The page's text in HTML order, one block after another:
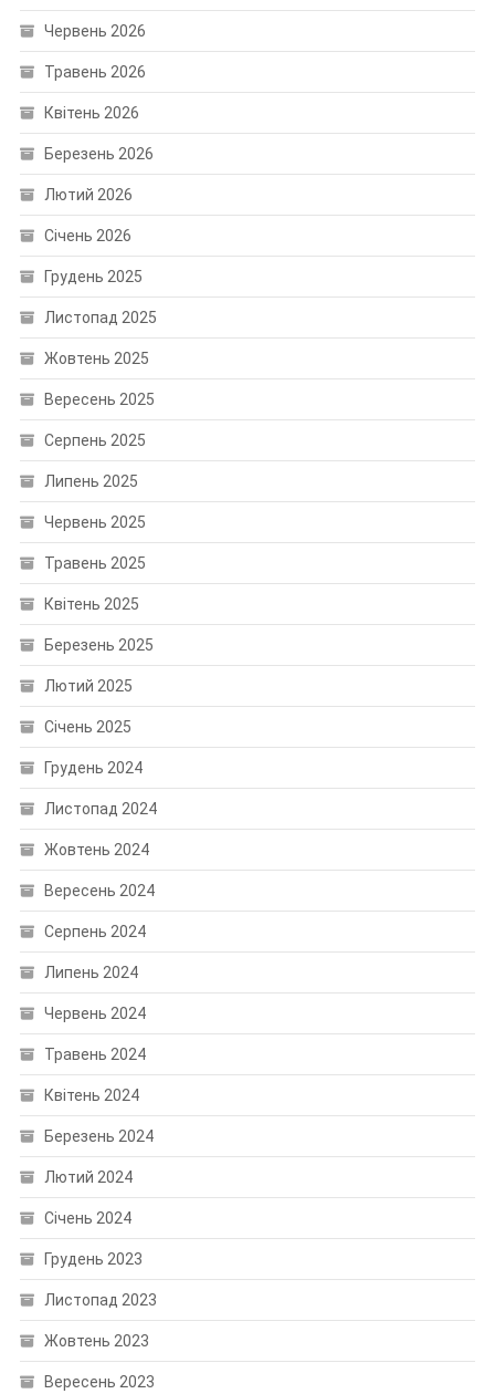
Червень 2026
Травень 2026
Квітень 2026
Березень 2026
Лютий 2026
Січень 2026
Грудень 2025
Листопад 2025
Жовтень 2025
Вересень 2025
Серпень 2025
Липень 2025
Червень 2025
Травень 2025
Квітень 2025
Березень 2025
Лютий 2025
Січень 2025
Грудень 2024
Листопад 2024
Жовтень 2024
Вересень 2024
Серпень 2024
Липень 2024
Червень 2024
Травень 2024
Квітень 2024
Березень 2024
Лютий 2024
Січень 2024
Грудень 2023
Листопад 2023
Жовтень 2023
Вересень 2023